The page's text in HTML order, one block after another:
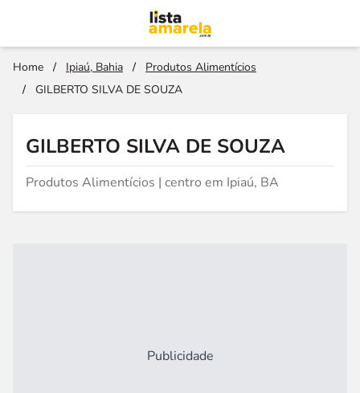
Home / Ipiaú, Bahia /
Produtos Alimentícios
/
GILBERTO SILVA DE SOUZA
GILBERTO SILVA DE SOUZA
Produtos Alimentícios | centro em Ipiaú, BA
Publicidade